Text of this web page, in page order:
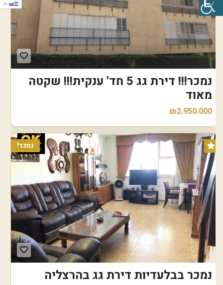
נמכר!!! דירת גג 5 חד' ענקית!!! שקטה
מאוד
₪2.950.000
נמכר!
נמכר בבלעדיות דירת גג בהרצליה
IW